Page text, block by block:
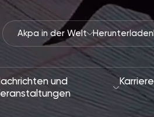
Akpa in der Welt Herunterladen
und
Karriere